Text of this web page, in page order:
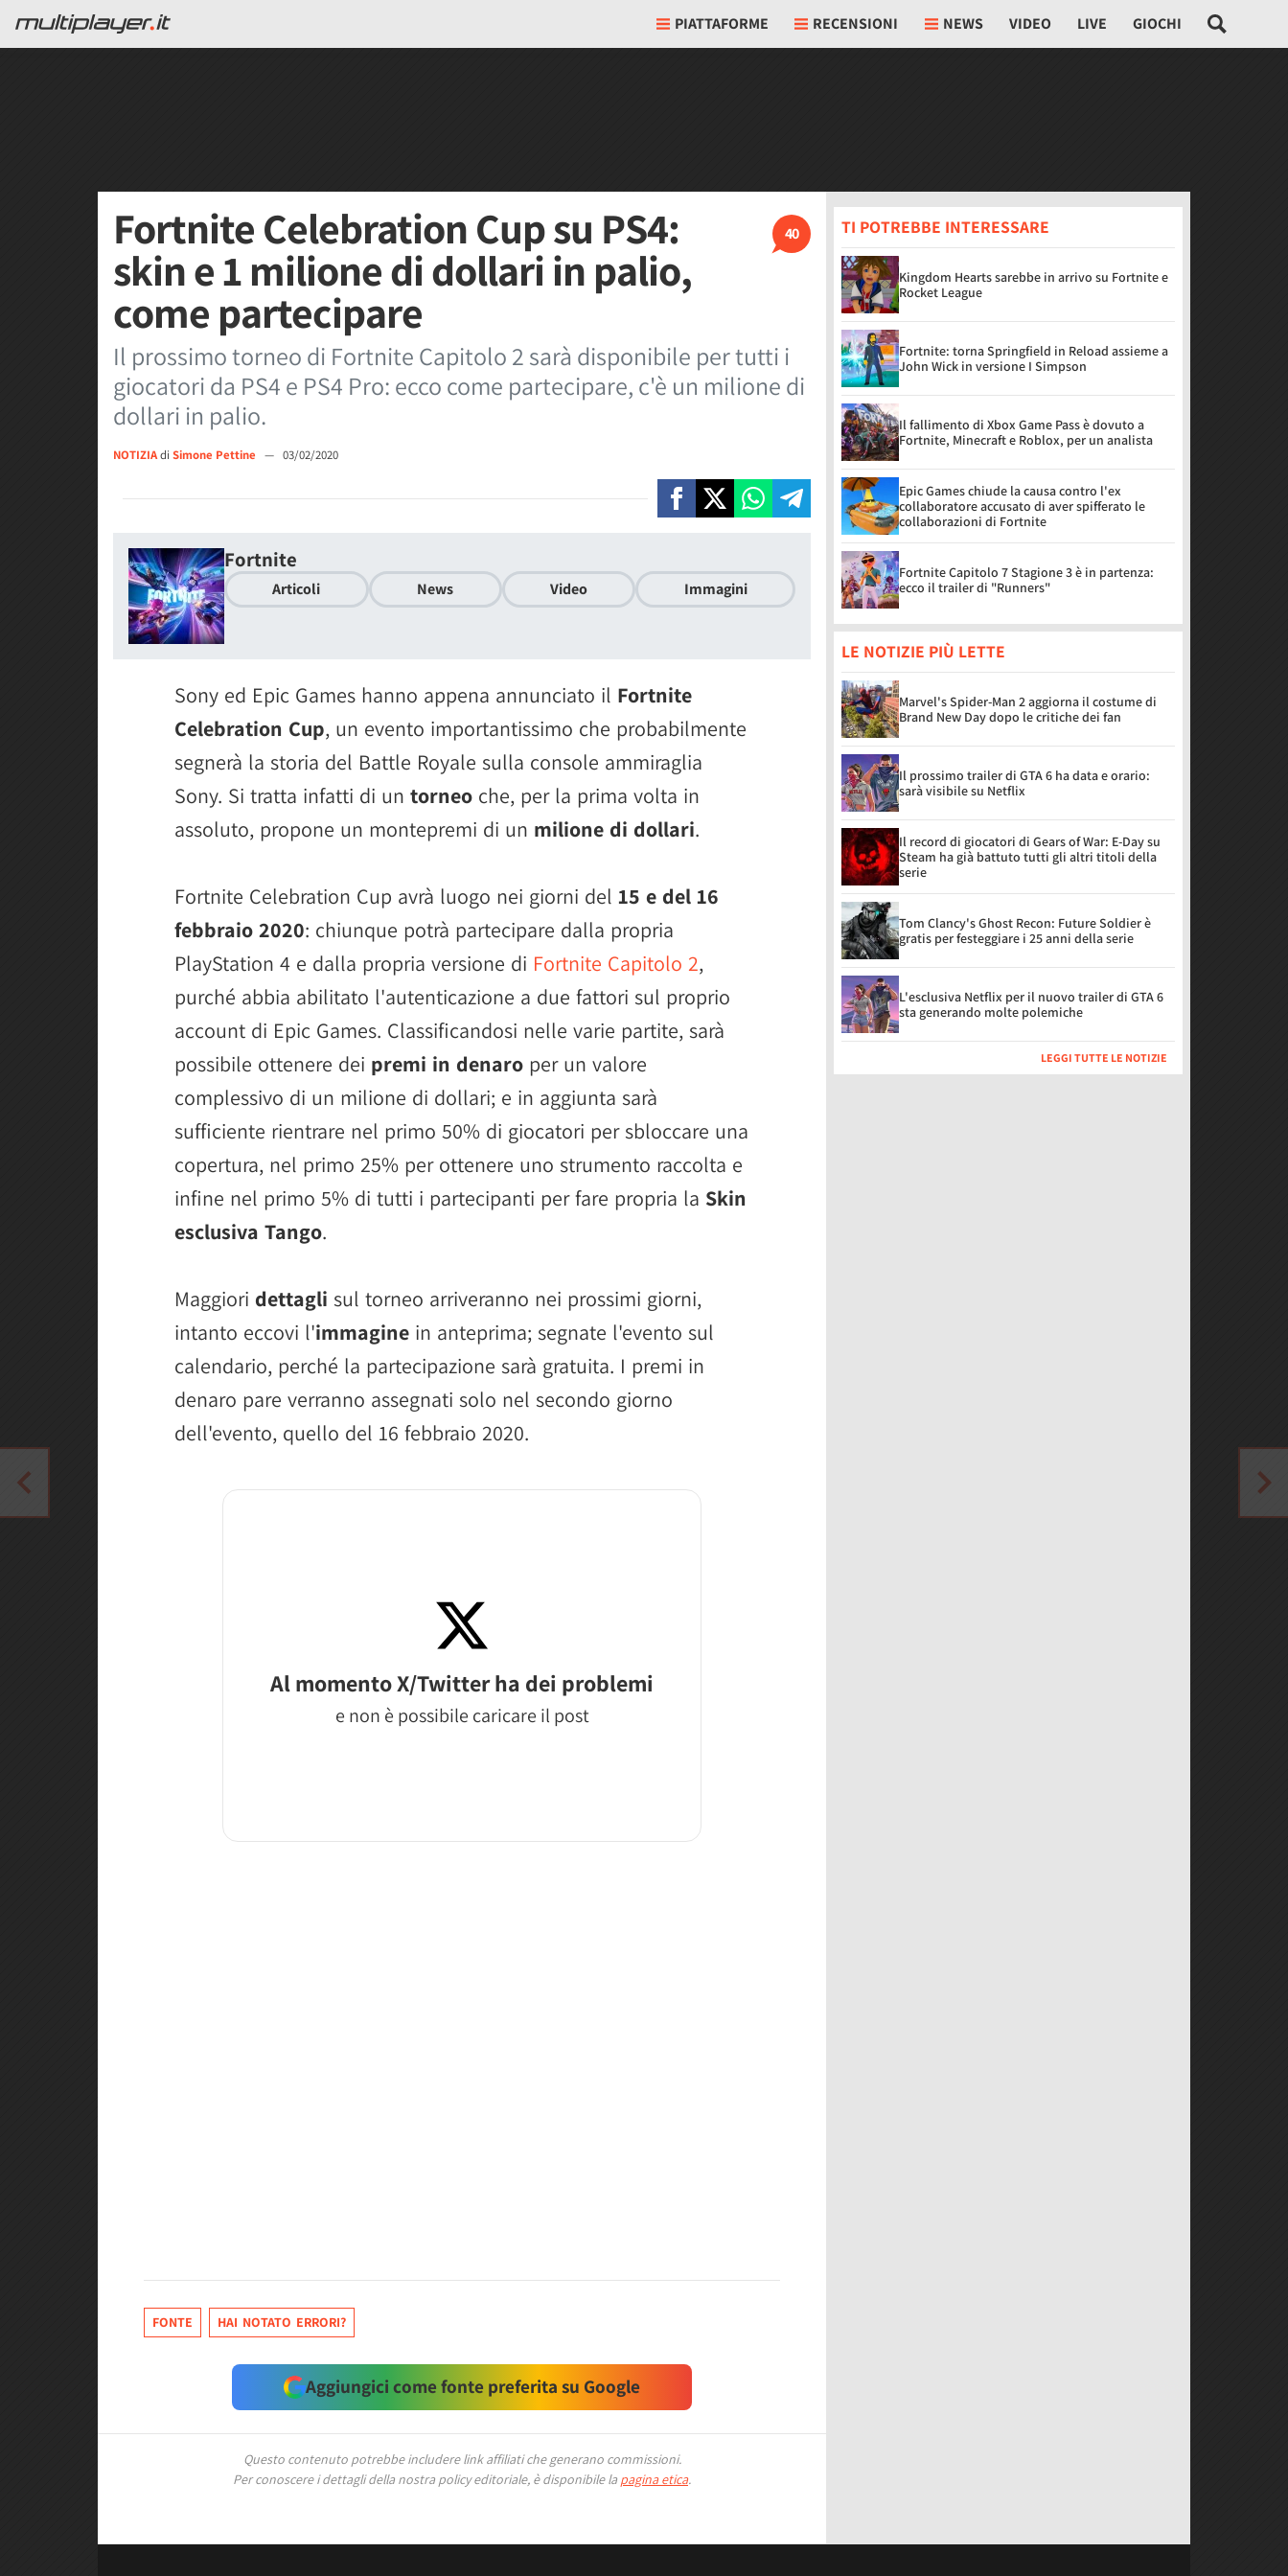
PIATTAFORME RECENSIONI NEWS VIDEO LIVE GIOCHI
40
Fortnite Celebration Cup su PS4:
skin e 1 milione di dollari in palio,
come partecipare
Il prossimo torneo di Fortnite Capitolo 2 sarà disponibile per tutti i
giocatori da PS4 e PS4 Pro: ecco come partecipare, c'è un milione di
dollari in palio.
NOTIZIAdi Simone Pettine — 03/02/2020
Fortnite
Articoli News Video Immagini
Sony ed Epic Games hanno appena annunciato il Fortnite
Celebration Cup, un evento importantissimo che probabilmente
segnerà la storia del Battle Royale sulla console ammiraglia
Sony. Si tratta infatti di un torneo che, per la prima volta in
assoluto, propone un montepremi di un milione di dollari.
Fortnite Celebration Cup avrà luogo nei giorni del 15 e del 16
febbraio 2020: chiunque potrà partecipare dalla propria
PlayStation 4 e dalla propria versione di Fortnite Capitolo 2,
purché abbia abilitato l'autenticazione a due fattori sul proprio
account di Epic Games. Classificandosi nelle varie partite, sarà
possibile ottenere dei premi in denaro per un valore
complessivo di un milione di dollari; e in aggiunta sarà
sufficiente rientrare nel primo 50% di giocatori per sbloccare una
copertura, nel primo 25% per ottenere uno strumento raccolta e
infine nel primo 5% di tutti i partecipanti per fare propria la Skin
esclusiva Tango.
Maggiori dettagli sul torneo arriveranno nei prossimi giorni,
intanto eccovi l'immagine in anteprima; segnate l'evento sul
calendario, perché la partecipazione sarà gratuita. I premi in
denaro pare verranno assegnati solo nel secondo giorno
dell'evento, quello del 16 febbraio 2020.
Al momento X/Twitter ha dei problemi
e non è possibile caricare il post
FONTE HAI NOTATO ERRORI?
Aggiungici come fonte preferita su Google
Questo contenuto potrebbe includere link affiliati che generano commissioni.
Per conoscere i dettagli della nostra policy editoriale, è disponibile la pagina etica.
TI POTREBBE INTERESSARE
Kingdom Hearts sarebbe in arrivo su Fortnite e
Rocket League
Fortnite: torna Springfield in Reload assieme a
John Wick in versione I Simpson
Il fallimento di Xbox Game Pass è dovuto a
Fortnite, Minecraft e Roblox, per un analista
Epic Games chiude la causa contro l'ex
collaboratore accusato di aver spifferato le
collaborazioni di Fortnite
Fortnite Capitolo 7 Stagione 3 è in partenza:
ecco il trailer di "Runners"
LE NOTIZIE PIÙ LETTE
Marvel's Spider-Man 2 aggiorna il costume di
Brand New Day dopo le critiche dei fan
Il prossimo trailer di GTA 6 ha data e orario:
sarà visibile su Netflix
Il record di giocatori di Gears of War: E-Day su
Steam ha già battuto tutti gli altri titoli della
serie
Tom Clancy's Ghost Recon: Future Soldier è
gratis per festeggiare i 25 anni della serie
L'esclusiva Netflix per il nuovo trailer di GTA 6
sta generando molte polemiche
LEGGI TUTTE LE NOTIZIE